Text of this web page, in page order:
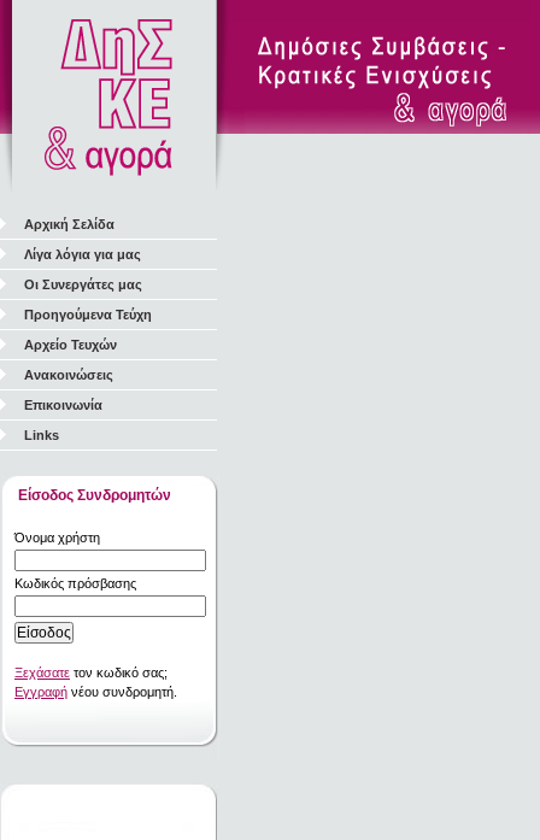
Αρχική Σελίδα
Λίγα λόγια για μας
Οι Συνεργάτες μας
Προηγούμενα Τεύχη
Αρχείο Τευχών
Ανακοινώσεις
Επικοινωνία
Links
Είσοδος Συνδρομητών
Όνομα χρήστη
Κωδικός πρόσβασης
Ξεχάσατε τον κωδικό σας;
Εγγραφή νέου συνδρομητή.